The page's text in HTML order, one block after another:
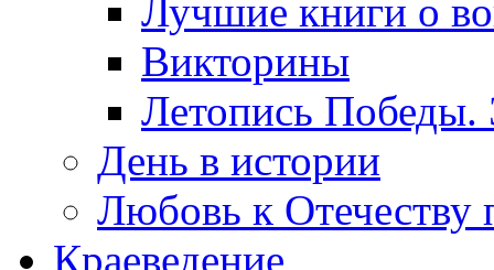
Лучшие книги о
Викторины
Летопись Победы.
День в истории
Любовь к Отечеству
Краеведение